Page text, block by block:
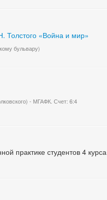
Толстого «Война и мир»
бульвару)
- МГАФК. Счет: 6:4
практике студентов 4 курса